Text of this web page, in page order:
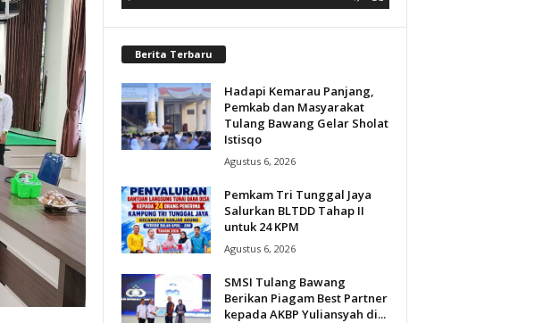
Berita Terbaru
Hadapi Kemarau Panjang,
Pemkab dan Masyarakat
Tulang Bawang Gelar Sholat
Istisqo
Agustus 6, 2026
Pemkam Tri Tunggal Jaya
Salurkan BLTDD Tahap II
untuk 24 KPM
Agustus 6, 2026
SMSI Tulang Bawang
Berikan Piagam Best Partner
kepada AKBP Yuliansyah di...